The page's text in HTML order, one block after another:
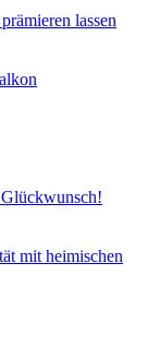
lassen
mit heimischen